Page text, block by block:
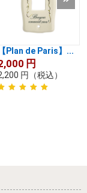
【Plan de Paris】...
円
円 （税込）